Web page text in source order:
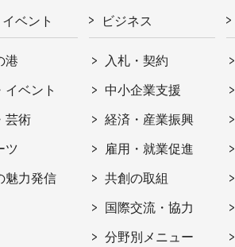
ベント
港
イベント
芸術
ツ
魅力発信
ビジネス
入札・契約
中小企業支援
経済・産業振興
雇用・就業促進
共創の取組
国際交流・協力
分野別メニュー